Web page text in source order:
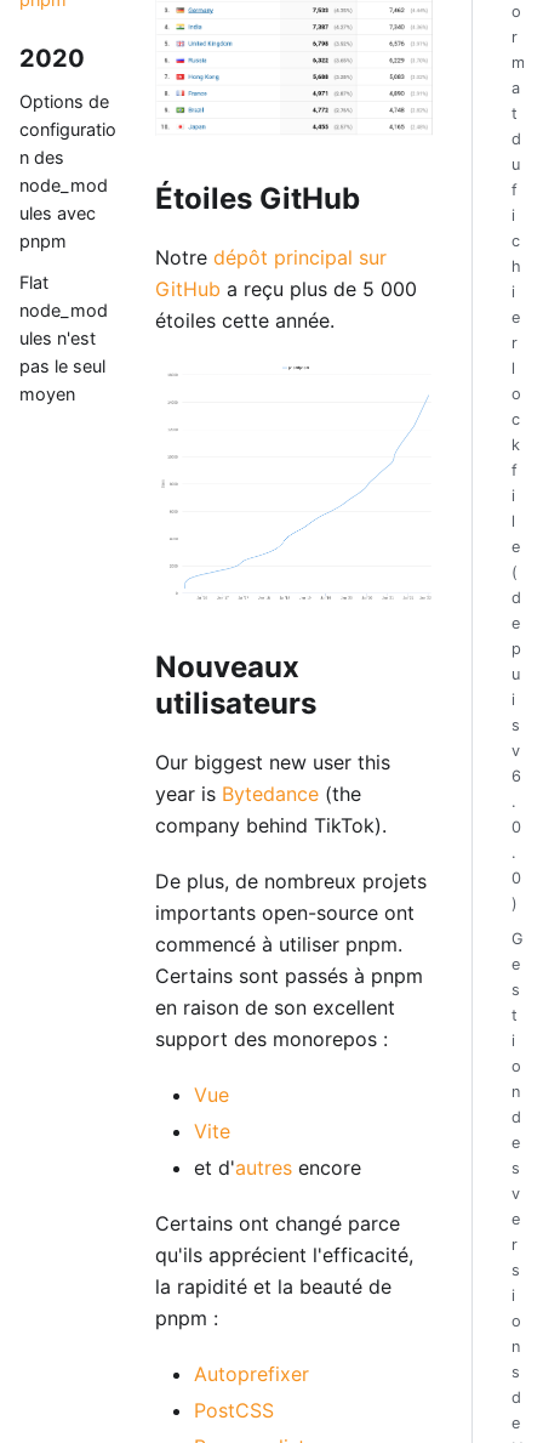
2020
Options de
configuratio
n des
node_mod
ules avec
pnpm
Flat
node_mod
ules n'est
pas le seul
moyen
Étoiles GitHub
Notre dépôt principal sur
GitHub a reçu plus de 5 000
étoiles cette année.
Nouveaux
utilisateurs
Our biggest new user this
year is Bytedance (the
company behind TikTok).
De plus, de nombreux projets
importants open-source ont
commencé à utiliser pnpm.
Certains sont passés à pnpm
en raison de son excellent
support des monorepos :
Vue
Vite
et d'autres encore
Certains ont changé parce
qu'ils apprécient l'efficacité,
la rapidité et la beauté de
pnpm :
Autoprefixer
PostCSS
o
r
m
a
t
d
u
f
i
c
h
i
e
r
l
o
c
k
f
i
l
e
(
d
e
p
u
i
s
v
6
.
0
.
0
)
G
e
s
t
i
o
n
d
e
s
v
e
r
s
i
o
n
s
d
e